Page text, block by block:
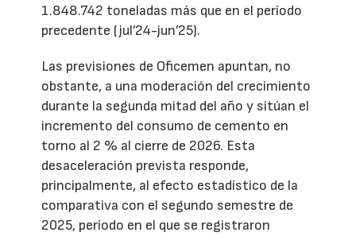
1.848.742 toneladas más que en el período
precedente (jul’24-jun’25).
Las previsiones de Oficemen apuntan, no
obstante, a una moderación del crecimiento
durante la segunda mitad del año y sitúan el
incremento del consumo de cemento en
torno al 2 % al cierre de 2026. Esta
desaceleración prevista responde,
principalmente, al efecto estadístico de la
comparativa con el segundo semestre de
2025, período en el que se registraron